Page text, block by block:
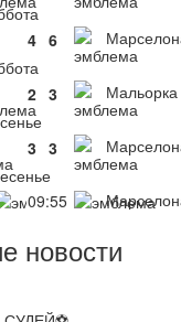
4 6
2 3 Мальорка
3 3
09:55
новости